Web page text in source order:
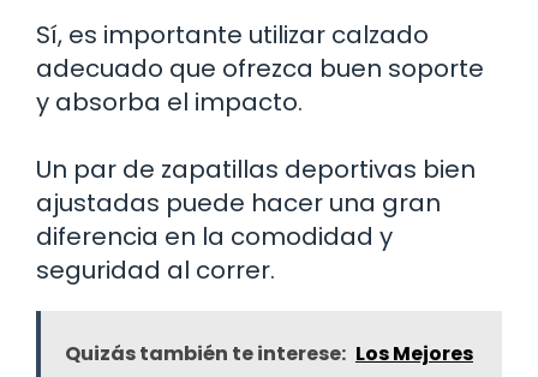
Sí, es importante utilizar calzado
adecuado que ofrezca buen soporte
y absorba el impacto.
Un par de zapatillas deportivas bien
ajustadas puede hacer una gran
diferencia en la comodidad y
seguridad al correr.
Quizás también te interese: Los Mejores